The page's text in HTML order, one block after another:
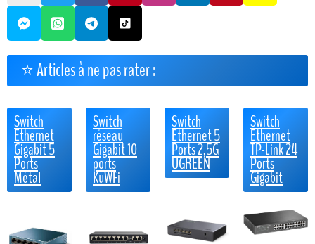
⭐ Articles à ne pas rater :
Switch
Ethernet
Gigabit 5
Ports
Métal
Switch
réseau
Gigabit 10
ports
KuWFi
Switch
Ethernet 5
Ports 2,5G
UGREEN
Switch
Ethernet
TP-Link 24
Ports
Gigabit